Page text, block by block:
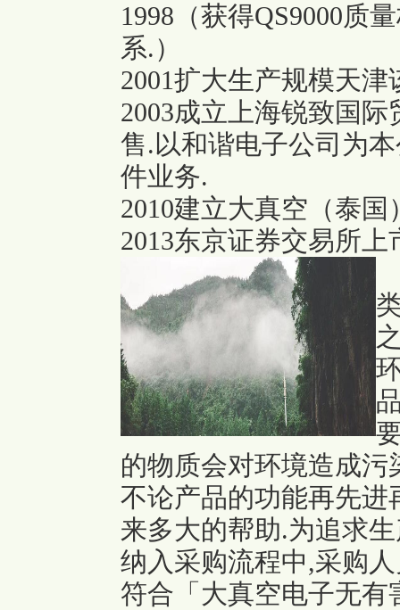
1998（获得QS9000质
系.）
2001扩大生产规模天津
2003成立上海锐致国
售.以和谐电子公司为
件业务.
2010建立大真空（泰国
2013东京证券交易所上
的物质会对环境造成
不论产品的功能再先
来多大的帮助.为追求
纳入采购流程中,采购
符合「大真空电子无